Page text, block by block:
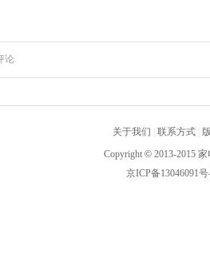
关于我们 联系方式
Copyright © 2013-2015
京ICP备13046091号